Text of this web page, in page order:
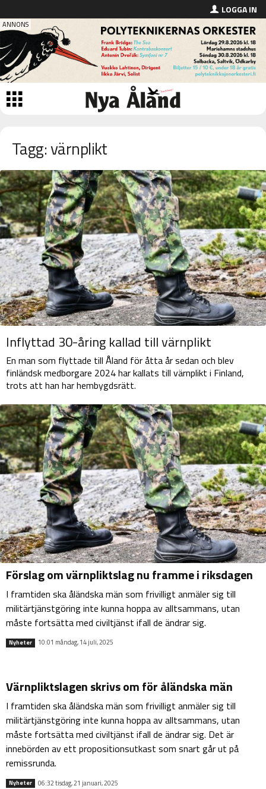
LOGGA IN
Tagg: värnplikt
Inflyttad 30-åring kallad till värnplikt
En man som flyttade till Åland för åtta år sedan och blev
finländsk medborgare 2024 har kallats till värnplikt i Finland,
trots att han har hembygdsrätt.
Förslag om värnpliktslag nu framme i riksdagen
I framtiden ska åländska män som frivilligt anmäler sig till
militärtjänstgöring inte kunna hoppa av alltsammans, utan
måste fortsätta med civiltjänst ifall de ändrar sig.
Nyheter 10:01 måndag, 14 juli, 2025
Värnpliktslagen skrivs om för åländska män
I framtiden ska åländska män som frivilligt anmäler sig till
militärtjänstgöring inte kunna hoppa av alltsammans, utan
måste fortsätta med civiltjänst ifall de ändrar sig. Det är
innebörden av ett propositionsutkast som snart går ut på
remissrunda.
Nyheter 06:32 tisdag, 21 januari, 2025